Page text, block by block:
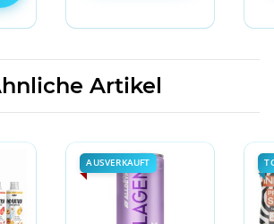
Artikel
AUSVERKAUFT